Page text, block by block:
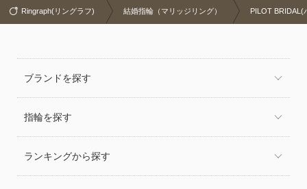
Ringraph(リングラフ) 結婚指輪（マリッジリング） PILOT BRIDAL(
ブランドを探す
指輪を探す
ランキングから探す